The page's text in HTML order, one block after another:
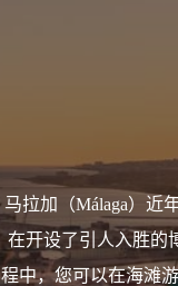
马拉加（Málaga）近
在开设了引人入胜的
程中，您可以在海滩